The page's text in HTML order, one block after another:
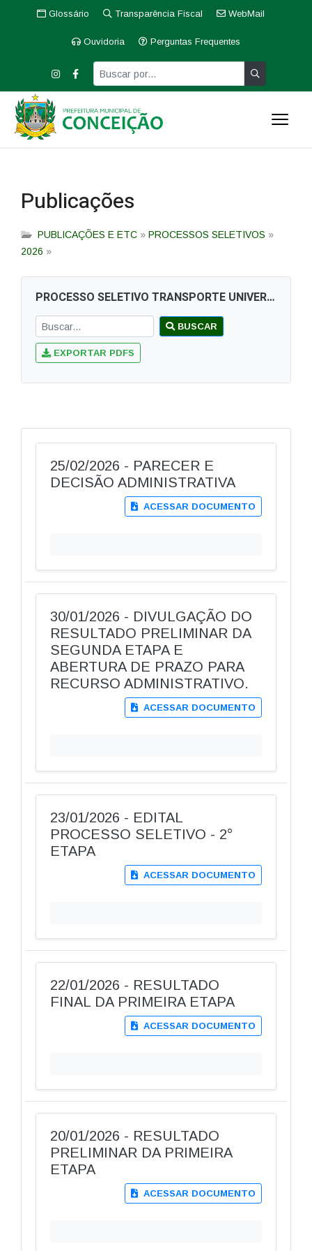
Glossário Transparência Fiscal WebMail
Ouvidoria Perguntas Frequentes
Publicações
PUBLICAÇÕES E ETC » PROCESSOS SELETIVOS »
2026 »
PROCESSO SELETIVO TRANSPORTE UNIVERSITÁRIO 001/2026
BUSCAR
EXPORTAR PDFS
25/02/2026 - PARECER E
DECISÃO ADMINISTRATIVA
ACESSAR DOCUMENTO
30/01/2026 - DIVULGAÇÃO DO
RESULTADO PRELIMINAR DA
SEGUNDA ETAPA E
ABERTURA DE PRAZO PARA
RECURSO ADMINISTRATIVO.
ACESSAR DOCUMENTO
23/01/2026 - EDITAL
PROCESSO SELETIVO - 2°
ETAPA
ACESSAR DOCUMENTO
22/01/2026 - RESULTADO
FINAL DA PRIMEIRA ETAPA
ACESSAR DOCUMENTO
20/01/2026 - RESULTADO
PRELIMINAR DA PRIMEIRA
ETAPA
ACESSAR DOCUMENTO